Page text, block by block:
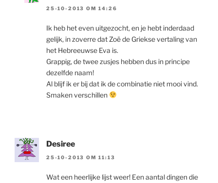
25-10-2013 OM 14:26
Ik heb het even uitgezocht, en je hebt inderdaad
gelijk, in zoverre dat Zoë de Griekse vertaling van
het Hebreeuwse Eva is.
Grappig, de twee zusjes hebben dus in principe
dezelfde naam!
Al blijf ik er bij dat ik de combinatie niet mooi vind.
Smaken verschillen
Desiree
25-10-2013 OM 11:13
Wat een heerlijke lijst weer! Een aantal dingen die